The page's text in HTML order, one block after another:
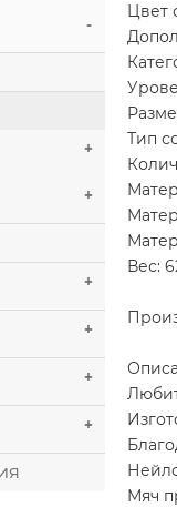
-
+
+
+
+
+
+
Цвет
Тип
Вес:
Мяч